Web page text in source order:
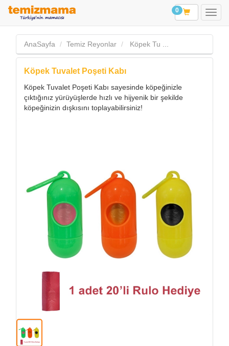
0
AnaSayfa Temiz Reyonlar Köpek Tu ...
Köpek Tuvalet Poşeti Kabı
Köpek Tuvalet Poşeti Kabı sayesinde köpeğinizle
çıktığınız yürüyüşlerde hızlı ve hijyenik bir şekilde
köpeğinizin dışkısını toplayabilirsiniz!